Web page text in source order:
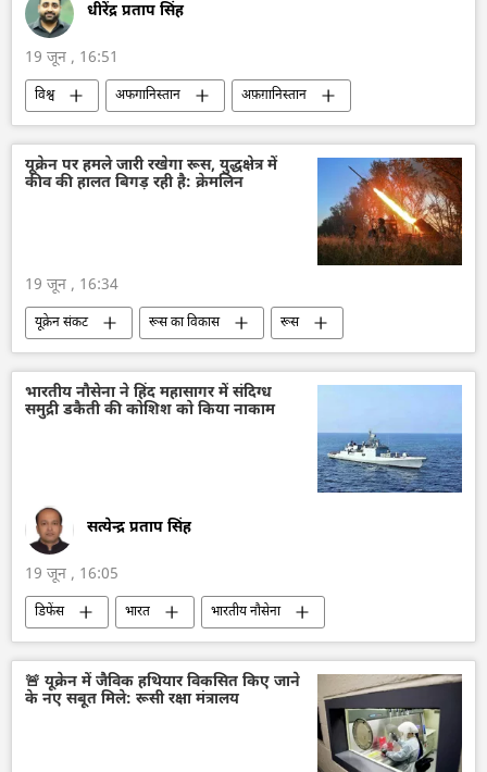
धीरेंद्र प्रताप सिंह
19 जून , 16:51
विश्व अफगानिस्तान
अफ़ग़ानिस्तान
तालिबान
वायुसेना
पाकिस्तान
दाएश (ISIS)
बलूचिस्तान
रक्षा मंत्रालय (MoD)
आतंकवादी
यूक्रेन पर हमले जारी रखेगा रूस, युद्धक्षेत्र में
कीव की हालत बिगड़ रही है: क्रेमलिन
19 जून , 16:34
यूक्रेन संकट रूस का विकास
रूस
मास्को
यूक्रेन सशस्त्र बल
यूक्रेन
यूक्रेन की सुरक्षा सेवा (SBU)
यूक्रेन का जवाबी हमला
विशेष सैन्य अभियान
भारतीय नौसेना ने हिंद महासागर में संदिग्ध
समुद्री डकैती की कोशिश को किया नाकाम
सत्येन्द्र प्रताप सिंह
19 जून , 16:05
डिफेंस भारत
भारतीय नौसेना
हिन्द महासागर
समुद्री लुटेरे जहाजी बेड़ा
🚨 यूक्रेन में जैविक हथियार विकसित किए जाने
के नए सबूत मिले: रूसी रक्षा मंत्रालय